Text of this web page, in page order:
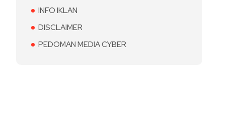
INFO IKLAN
DISCLAIMER
PEDOMAN MEDIA CYBER